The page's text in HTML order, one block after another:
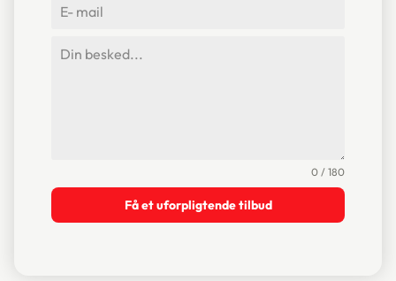
0 / 180
Få et uforpligtende tilbud